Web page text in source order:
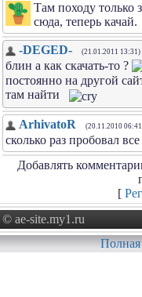
Там походу только
сюда, теперь качай.
-DEGED- (21.01.2011 13:31)
блин а как скачать-то ?
постоянно на другой
там найти
ArhivatoR (20.11.2010
сколько раз пробовал
Добавлять
[
© ae-site.my1.ru
Полная